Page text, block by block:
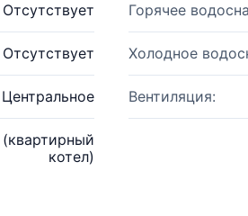
Отсутствует Горячее
Отсутствует Холодное
Центральное Вентиляция:
котел)